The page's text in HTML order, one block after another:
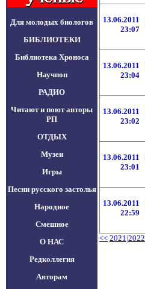
Для молодых биологов
БИБЛИОТЕКИ
Библиотека Хроноса
Научпоп
РАДИО
Читают и поют авторы
РП
ОТДЫХ
Музеи
Игры
Песни русского застолья
Народное
Смешное
О НАС
Редколлегия
Авторам
13.06.2011
23:07
13.06.2011
23:04
13.06.2011
23:02
13.06.2011
23:01
13.06.2011
22:59
<< 2021|2022